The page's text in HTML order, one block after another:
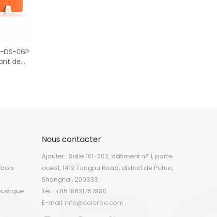
DS-06P
de
Nous contacter
Ajouter : Salle 101-202, bâtiment n° 1, porte
ouest, 1412 Tongpu Road, district de Putuo,
Shanghai, 200333
Tél : +86 18621757880
E-mail: info@colorbo.com